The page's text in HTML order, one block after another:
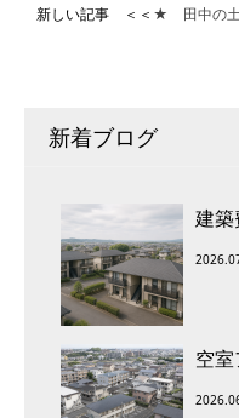
新しい記事 ＜＜ ★ 田中の
新着ブログ
建築
空